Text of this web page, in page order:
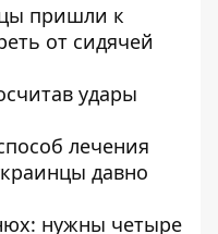
пришли к
от сидячей
удары
лечения
давно
нужны четыре